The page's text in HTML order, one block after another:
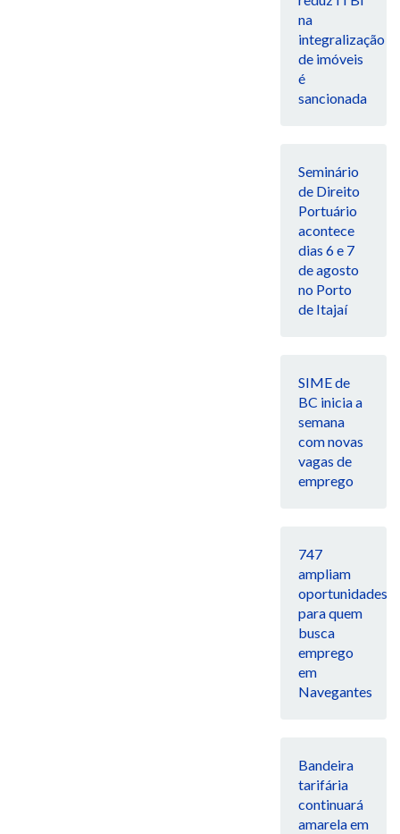
na
integralização
de imóveis
é
sancionada
Seminário
de Direito
Portuário
acontece
dias 6 e 7
de agosto
no Porto
de Itajaí
SIME de
BC inicia a
semana
com novas
vagas de
emprego
747
ampliam
oportunidades
para quem
busca
emprego
em
Navegantes
Bandeira
tarifária
continuará
amarela em